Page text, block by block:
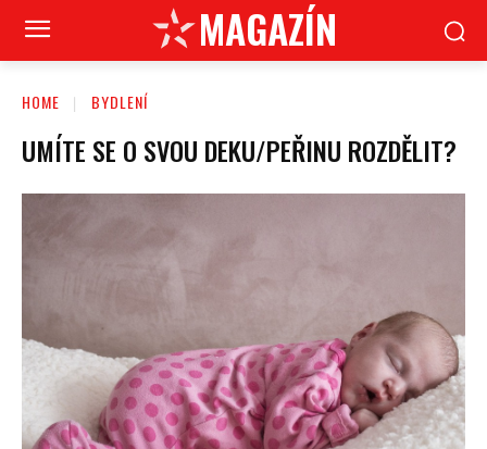
MAGAZÍN
HOME BYDLENÍ
UMÍTE SE O SVOU DEKU/PEŘINU ROZDĚLIT?